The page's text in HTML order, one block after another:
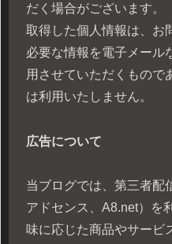
だく場合がございます。
取得した個人情報は、お
必要な情報を電子メール
用させていただくもので
は利用いたしません。
広告について
当ブログでは、第三者配
アドセンス、A8.net）を
味に応じた商品やサービ